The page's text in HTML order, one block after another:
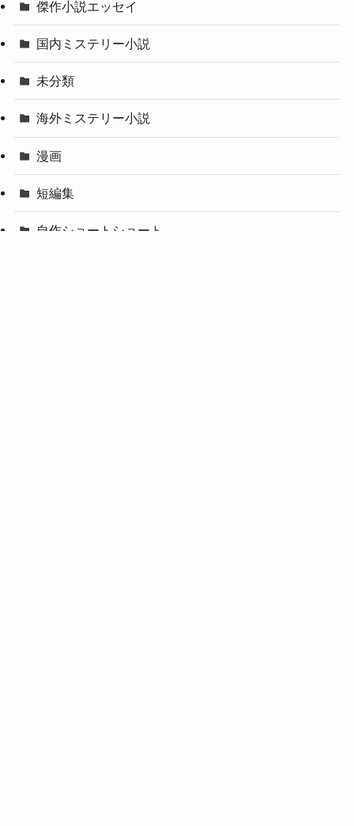
傑作小説エッセイ
国内ミステリー小説
未分類
海外ミステリー小説
漫画
短編集
自作ショートショート